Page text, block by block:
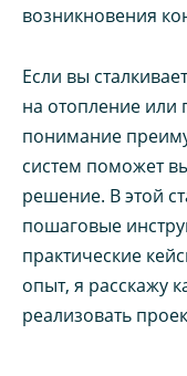
возникновения
Если вы
на отопление или
понимание
систем поможет
решение. В этой
пошаговые
практические
опыт, я расскажу
реализовать